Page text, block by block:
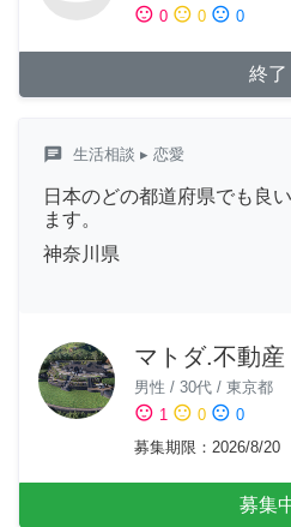
sentiment_satisfied 0 sentiment_neutral 0 sentiment_dissatisfied 0
終了
chat 生活相談 ▸ 恋愛
日本のどの都道府県でも良
ます。
神奈川県
マトダ.不動
男性 / 30代 / 東京都
sentiment_satisfied 1 sentiment_neutral 0 sentiment_dissatisfied 0
募集期限 ： 2026/8/20
募集